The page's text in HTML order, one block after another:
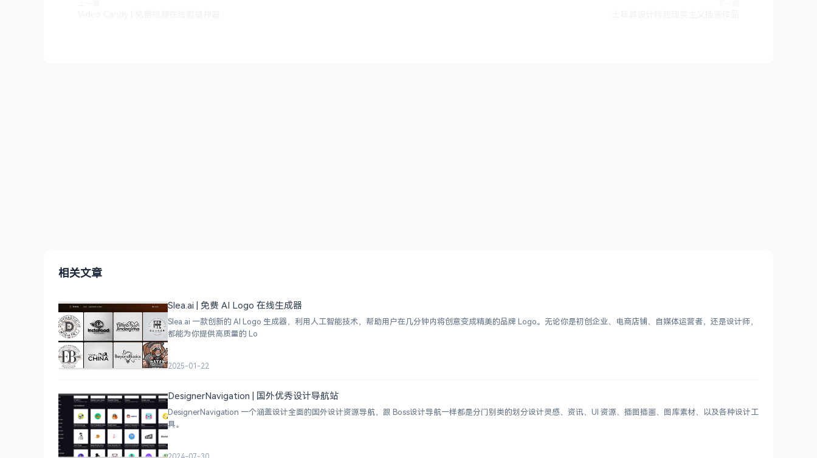
相关文章
Slea.ai | 免费 AI Logo 在线生成器
Slea.ai 一款创新的 AI Logo 生成器，利用人工智能技术，帮助用户在几分钟内将创意变成精美的品牌 Logo。无论你是初创企业、电商店铺、自媒体运营者，还是设计师，
都能为你提供高质量的 Lo
2025-01-22
DesignerNavigation | 国外优秀设计导航站
DesignerNavigation 一个涵盖设计全面的国外设计资源导航，跟 Boss设计导航一样都是分门别类的划分设计灵感、资讯、UI 资源、插图插画、图库素材、以及各种设计工
具。